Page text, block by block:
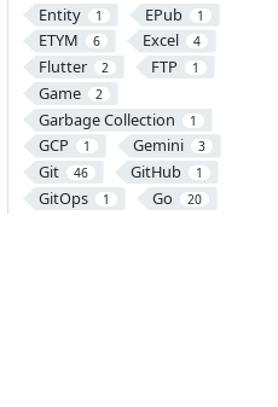
Entity 1 EPub 1
ETYM 6 Excel 4
Flutter 2 FTP 1
Game 2
Garbage Collection 1
GCP 1 Gemini 3
Git 46 GitHub 1
GitOps 1 Go 20